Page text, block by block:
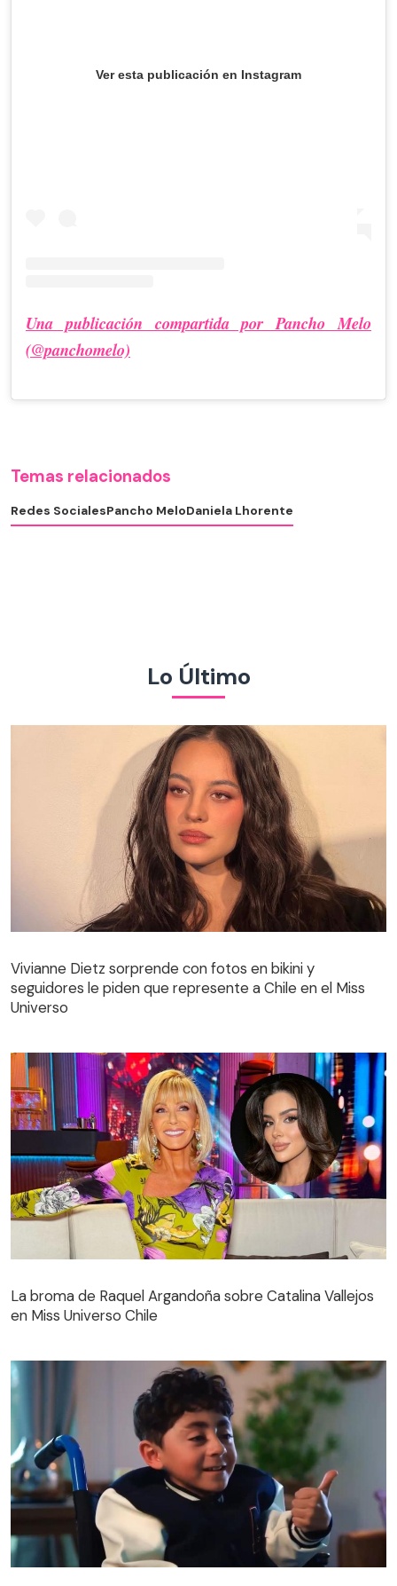
Ver esta publicación en Instagram
Una publicación compartida por Pancho Melo
(@panchomelo)
Temas relacionados
Redes SocialesPancho MeloDaniela Lhorente
Lo Último
Vivianne Dietz sorprende con fotos en bikini y
seguidores le piden que represente a Chile en el Miss
Universo
La broma de Raquel Argandoña sobre Catalina Vallejos
en Miss Universo Chile